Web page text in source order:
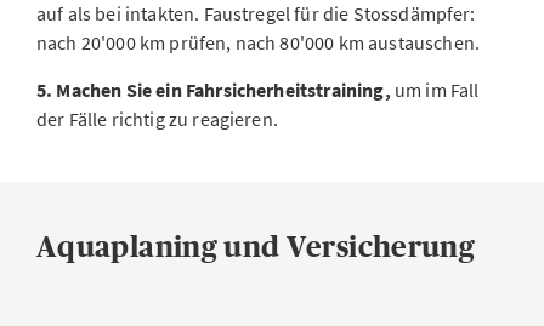
auf als bei intakten. Faustregel für die Stossdämpfer:
nach 20'000 km prüfen, nach 80'000 km austauschen.
5. Machen Sie ein Fahrsicherheitstraining, um im Fall
der Fälle richtig zu reagieren.
Aquaplaning und Versicherung